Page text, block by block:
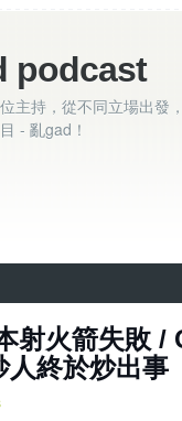
podcast
主持，從不同立場出發
- 亂gad！
射火箭失敗
終於炒出事